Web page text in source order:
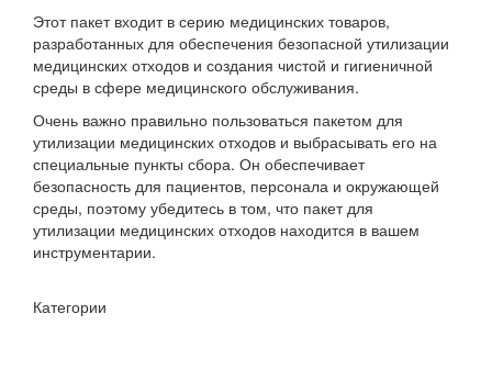
Этот пакет входит в серию медицинских товаров,
разработанных для обеспечения безопасной утилизации
медицинских отходов и создания чистой и гигиеничной
среды в сфере медицинского обслуживания.
Очень важно правильно пользоваться пакетом для
утилизации медицинских отходов и выбрасывать его на
специальные пункты сбора. Он обеспечивает
безопасность для пациентов, персонала и окружающей
среды, поэтому убедитесь в том, что пакет для
утилизации медицинских отходов находится в вашем
инструментарии.
Категории